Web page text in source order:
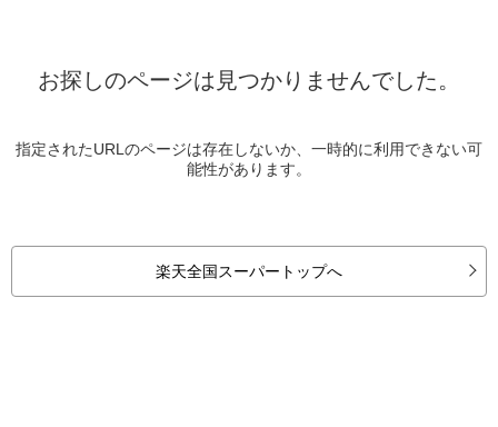
お探しのページは見つかりませんでした。
指定されたURLのページは存在しないか、一時的に利用できない可
能性があります。
楽天全国スーパートップへ